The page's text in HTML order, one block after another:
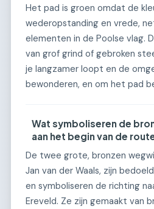
Het pad is groen omdat de
wederopstanding en vrede,
elementen in de Poolse vlag.
van grof grind of gebroken
je langzamer loopt en de
bewonderen, en om het pad
Wat symboliseren de
aan het begin van de
De twee grote, bronzen
Jan van der Waals, zijn
en symboliseren de richting
Ereveld. Ze zijn gemaakt van